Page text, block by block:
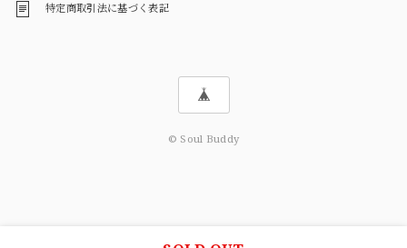
特定商取引法に基づく表記
© Soul Buddy